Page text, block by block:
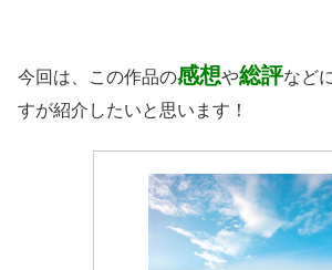
今回は、この作品の感想や総評など
すが紹介したいと思います！